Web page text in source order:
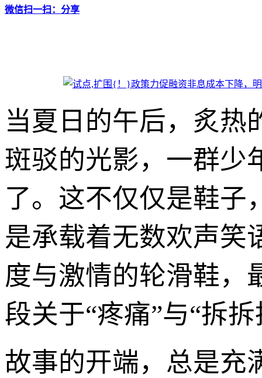
微信扫一扫：分享
当夏日的午后，炙热
斑驳的光影，一群少
了。这不仅仅是鞋子
是承载着无数欢声笑
度与激情的轮滑鞋，
段关于“疼痛”与“拆
故事的开端，总是充